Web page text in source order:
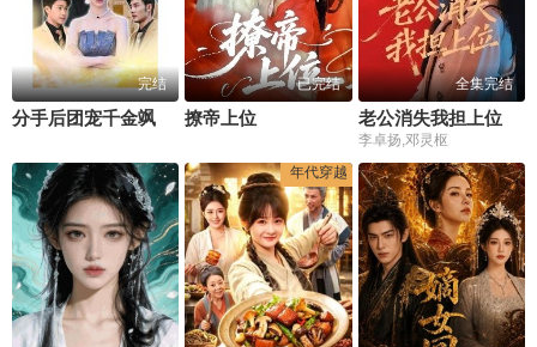
完结 已完结
撩帝上位
全集完结
老公消失我担上位，离婚后我嫁给了顶流
李卓扬,邓灵枢
年代穿越